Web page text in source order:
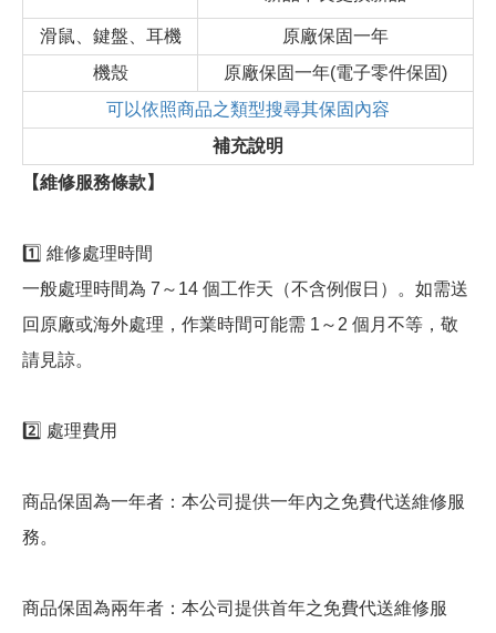
滑鼠、鍵盤、耳機
原廠保固一年
機殼
原廠保固一年(電子零件保固)
可以依照商品之類型搜尋其保固內容
補充說明
【維修服務條款】
1️⃣ 維修處理時間
一般處理時間為 7～14 個工作天（不含例假日）。如需送
回原廠或海外處理，作業時間可能需 1～2 個月不等，敬
請見諒。
2️⃣ 處理費用
商品保固為一年者：本公司提供一年內之免費代送維修服
務。
商品保固為兩年者：本公司提供首年之免費代送維修服